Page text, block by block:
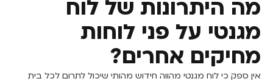
מה היתרונות של לוח
מגנטי על פני לוחות
מחיקים אחרים?
אין ספק כי לוח מגנטי מהווה חידוש מהותי שיכול לתרום לכל בית